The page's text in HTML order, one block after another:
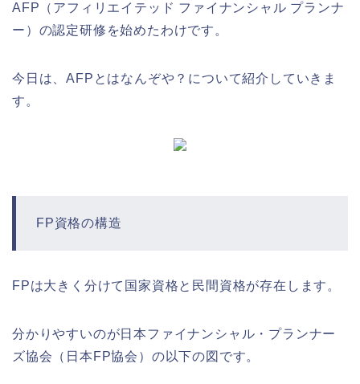
AFP（アフィリエイテッド ファイナンシャル プランナ
ー）の認定研修を始めたわけです。
今日は、AFPとはなんぞや？について紹介していきま
す。
FP資格の構造
FPは大きく分けて国家資格と民間資格が存在します。
分かりやすいのが日本ファイナンシャル・プランナー
ズ協会（日本FP協会）の以下の図です。